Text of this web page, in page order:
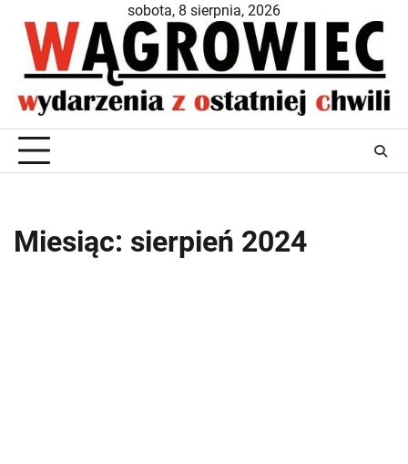
content
sobota, 8 sierpnia, 2026
Miesiąc: sierpień 2024